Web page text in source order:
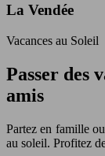
La Vendée
Vacances au Soleil
Passer des
amis
Partez en famille
au soleil. Profitez